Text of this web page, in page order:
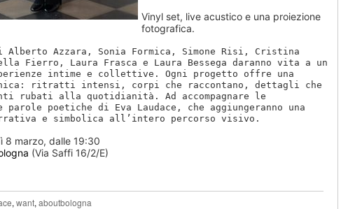
Vinyl set, live acustico e una proiezione
fotografica.
Alberto Azzara, Sonia Formica, Simone Risi, Cristina
Fierro, Laura Frasca e Laura Bessega daranno vita a un
intime e collettive. Ogni progetto offre una
ritratti intensi, corpi che raccontano, dettagli che
rubati alla quotidianità. Ad accompagnare le
poetiche di Eva Laudace , che aggiungeranno una
e simbolica all’intero percorso visivo.
8 marzo, dalle 19:30
(Via Saffi 16/2/E)
, want, aboutbologna